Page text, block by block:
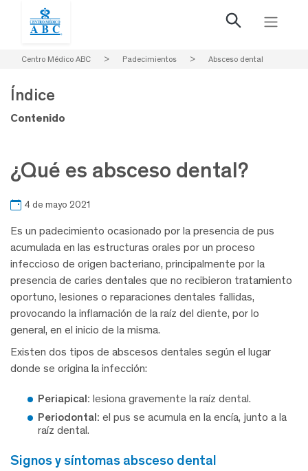
Centro Médico ABC > Padecimientos > Absceso dental
¿Qué es absceso dental?
4 de mayo 2021
Es un padecimiento ocasionado por la presencia de pus
acumulada en las estructuras orales por un proceso
infeccioso de origen bacteriano, principalmente por la
presencia de caries dentales que no recibieron tratamiento
oportuno, lesiones o reparaciones dentales fallidas,
provocando la inflamación de la raíz del diente, por lo
general, en el inicio de la misma.
Existen dos tipos de abscesos dentales según el lugar
donde se origina la infección:
Periapical: lesiona gravemente la raíz dental.
Periodontal: el pus se acumula en la encía, junto a la
raíz dental.
signos y síntomas absceso dental
Índice
Contenido